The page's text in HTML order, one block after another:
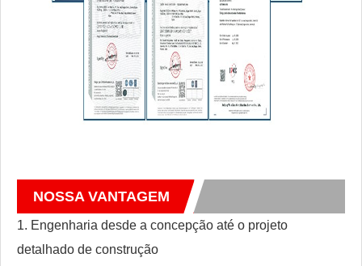
NOSSA VANTAGEM
1. Engenharia desde a concepção até o projeto
detalhado de construção